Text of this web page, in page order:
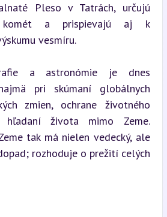
Pleso v Tatrách, určujú
komét a prispievajú aj k
vesmíru.
a astronómie je dnes
pri skúmaní globálnych
zmien, ochrane životného
hľadaní života mimo Zeme.
tak má nielen vedecký, ale
rozhoduje o prežití celých